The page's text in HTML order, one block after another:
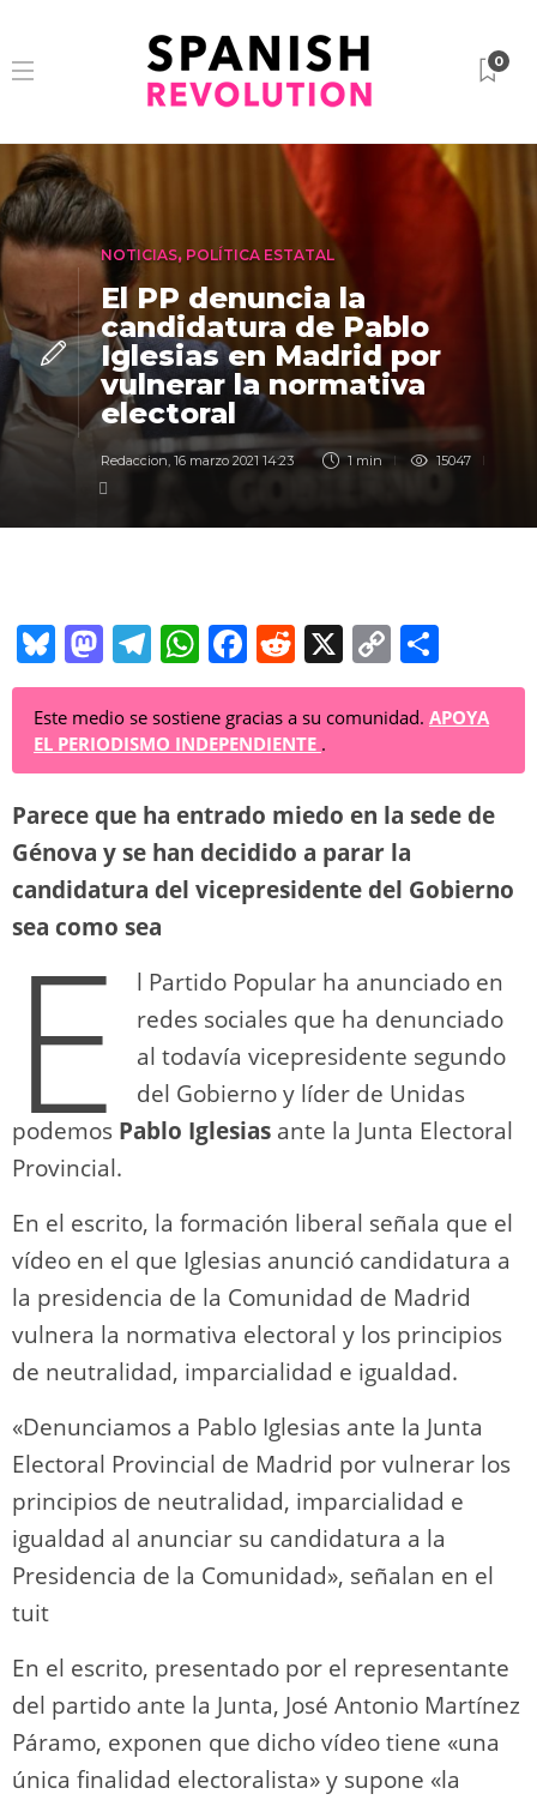
0
NOTICIAS, POLÍTICA ESTATAL
El PP denuncia la
candidatura de Pablo
Iglesias en Madrid por
vulnerar la normativa
electoral
Redaccion, 16 marzo 2021 14:23 1 min 15047
Bl
u
e
sk
y
M
a
st
o
d
o
n
T
el
e
gr
a
m
W
h
at
s
A
p
p
F
a
c
e
b
o
o
R
e
d
di
t
X
C
o
p
y
Li
n
k
o
m
p
ar
Este medio se sostiene gracias a su comunidad. APOYA
EL PERIODISMO INDEPENDIENTE .
Parece que ha entrado miedo en la sede de
Génova y se han decidido a parar la
candidatura del vicepresidente del Gobierno
sea como sea
E
l Partido Popular ha anunciado en
redes sociales que ha denunciado
al todavía vicepresidente segundo
del Gobierno y líder de Unidas
podemos Pablo Iglesias ante la Junta Electoral
Provincial.
En el escrito, la formación liberal señala que el
vídeo en el que Iglesias anunció candidatura a
la presidencia de la Comunidad de Madrid
vulnera la normativa electoral y los principios
de neutralidad, imparcialidad e igualdad.
«Denunciamos a Pablo Iglesias ante la Junta
Electoral Provincial de Madrid por vulnerar los
principios de neutralidad, imparcialidad e
igualdad al anunciar su candidatura a la
Presidencia de la Comunidad», señalan en el
tuit
En el escrito, presentado por el representante
del partido ante la Junta, José Antonio Martínez
Páramo, exponen que dicho vídeo tiene «una
única finalidad electoralista» y supone «la